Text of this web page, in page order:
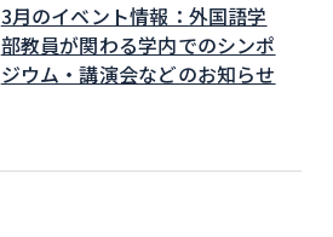
3月のイベント情報：外国語学
部教員が関わる学内でのシンポ
ジウム・講演会などのお知らせ